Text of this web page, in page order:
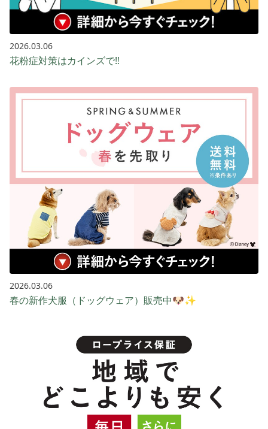
2026.03.06
花粉症対策はカインズで‼️
2026.03.06
春の新作犬服（ドッグウェア）販売中🐶✨